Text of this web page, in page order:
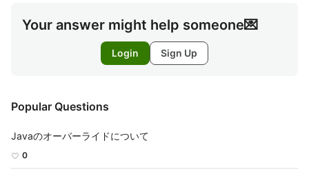
Your answer might help someone💌
Login Sign Up
Popular Questions
Javaのオーバーライドについて
0